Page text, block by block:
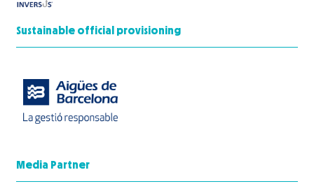
Sustainable official provisioning
Media Partner